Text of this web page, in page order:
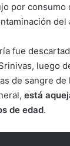
por consumo
del
fue
luego
de sangre de
está
de edad.